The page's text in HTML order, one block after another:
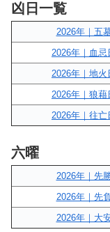
凶日一覧
2026年｜五
2026年｜血忌
2026年｜地火
2026年｜狼藉
2026年｜往亡
六曜
2026年｜先
2026年｜先負
2026年｜大